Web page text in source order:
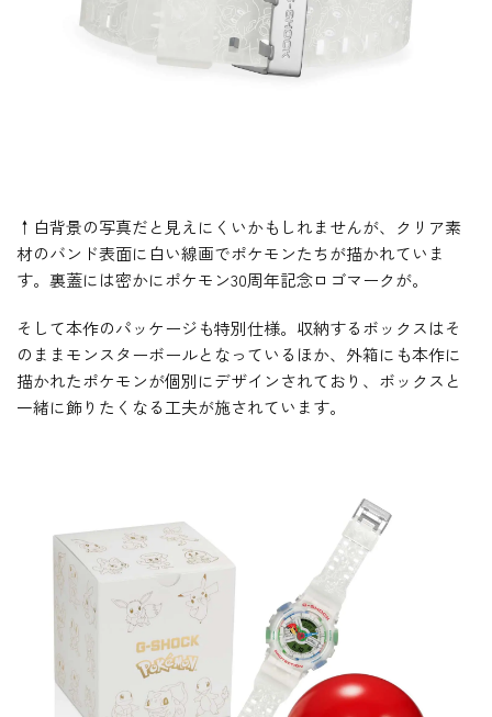
↑白背景の写真だと見えにくいかもしれませんが、クリア素
材のバンド表面に白い線画でポケモンたちが描かれていま
す。裏蓋には密かにポケモン30周年記念ロゴマークが。
そして本作のパッケージも特別仕様。収納するボックスはそ
のままモンスターボールとなっているほか、外箱にも本作に
描かれたポケモンが個別にデザインされており、ボックスと
一緒に飾りたくなる工夫が施されています。